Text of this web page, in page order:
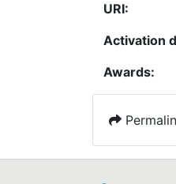
URI:
Activation
Awards: